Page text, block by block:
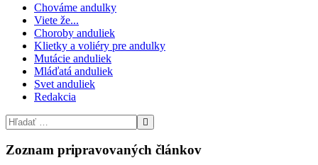
Chováme andulky
Viete že...
Choroby anduliek
Klietky a voliéry pre andulky
Mutácie anduliek
Mláďatá anduliek
Svet anduliek
Redakcia
Hľadať...
Zoznam pripravovaných článkov